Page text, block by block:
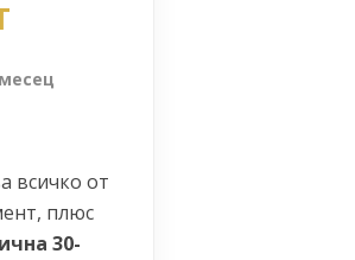
всичко от
плюс
30-